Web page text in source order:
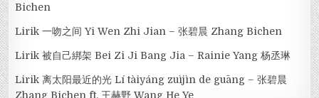
Bichen
Lirik 一吻之间 Yi Wen Zhi Jian – 张碧晨 Zhang Bichen
Lirik 被自己綁架 Bei Zi Ji Bang Jia – Rainie Yang 杨丞琳
Lirik 离太阳最近的光 Lí tàiyáng zuìjìn de guāng – 张碧晨
Zhang Bichen ft. 王赫野 Wang He Ye